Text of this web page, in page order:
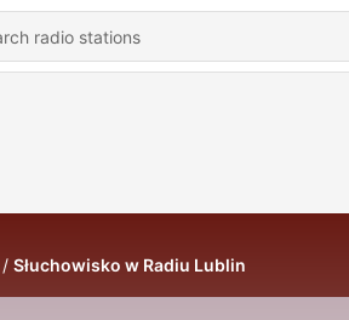
Słuchowisko w Radiu Lublin